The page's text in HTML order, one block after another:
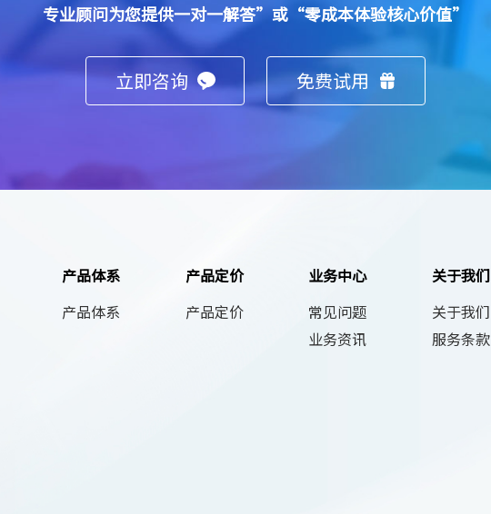
专业顾问为您提供一对一解答”或“零成本体验核心价值”
立即咨询 免费试用
产品体系
产品体系
产品定价
产品定价
业务中心
常见问题
业务资讯
关于我们
关于我们
服务条款